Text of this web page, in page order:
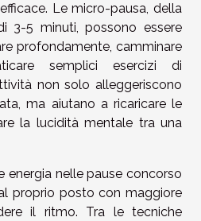
Le micro-pausa, della
3-5 minuti, possono essere
profondamente, camminare
semplici esercizi di
non solo alleggeriscono
ma aiutano a ricaricare le
la lucidità mentale tra una
energia nelle pause concorso
proprio posto con maggiore
il ritmo. Tra le tecniche